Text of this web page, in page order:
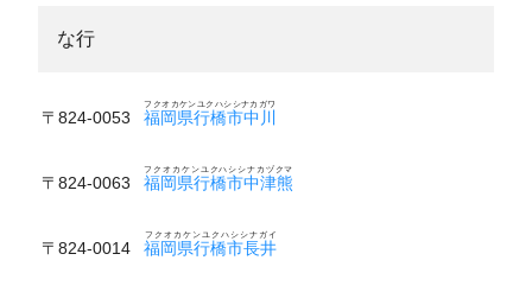
な行
〒824-0053 福岡県行橋市中川
フクオカケンユクハシシナカガワ
〒824-0063 福岡県行橋市中津熊
フクオカケンユクハシシナカヅクマ
〒824-0014 福岡県行橋市長井
フクオカケンユクハシシナガイ